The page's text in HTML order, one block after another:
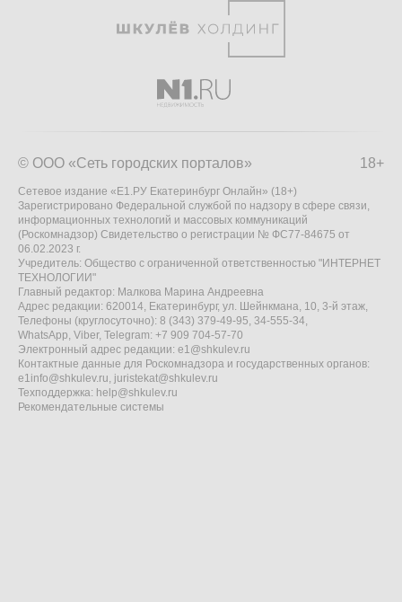
18+
© ООО «Сеть городских порталов»
Сетевое издание «Е1.РУ Екатеринбург Онлайн» (18+)
Зарегистрировано Федеральной службой по надзору в сфере связи,
информационных технологий и массовых коммуникаций
(Роскомнадзор) Свидетельство о регистрации № ФС77-84675 от
06.02.2023 г.
Учредитель: Общество с ограниченной ответственностью "ИНТЕРНЕТ
ТЕХНОЛОГИИ"
Главный редактор: Малкова Марина Андреевна
Адрес редакции: 620014, Екатеринбург, ул. Шейнкмана, 10, 3-й этаж,
Телефоны (круглосуточно): 8 (343) 379-49-95, 34-555-34,
WhatsApp, Viber, Telegram: +7 909 704-57-70
Электронный адрес редакции: e1@shkulev.ru
Контактные данные для Роскомнадзора и государственных органов:
e1info@shkulev.ru, juristekat@shkulev.ru
Техподдержка: help@shkulev.ru
Рекомендательные системы